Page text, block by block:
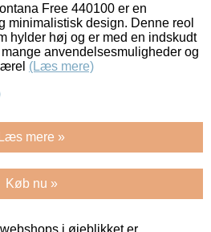
Free 440100 er en
minimalistisk design. Denne reol
hylder høj og er med en indskudt
anvendelsesmuligheder og
(Læs mere)
Læs mere »
Køb nu »
i øjeblikket er